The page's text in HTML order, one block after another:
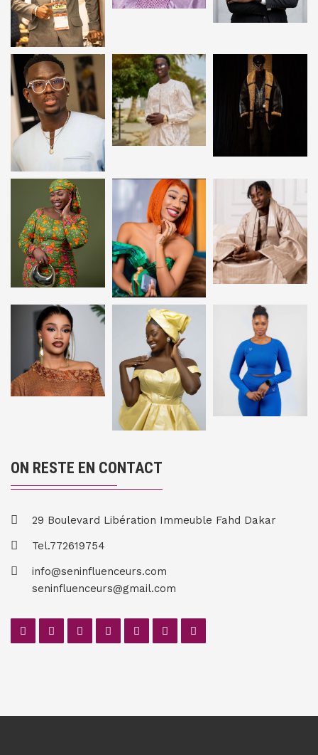
ON RESTE EN CONTACT
29 Boulevard Libération Immeuble Fahd Dakar
Tel.772619754
info@seninfluenceurs.com
seninfluenceurs@gmail.com